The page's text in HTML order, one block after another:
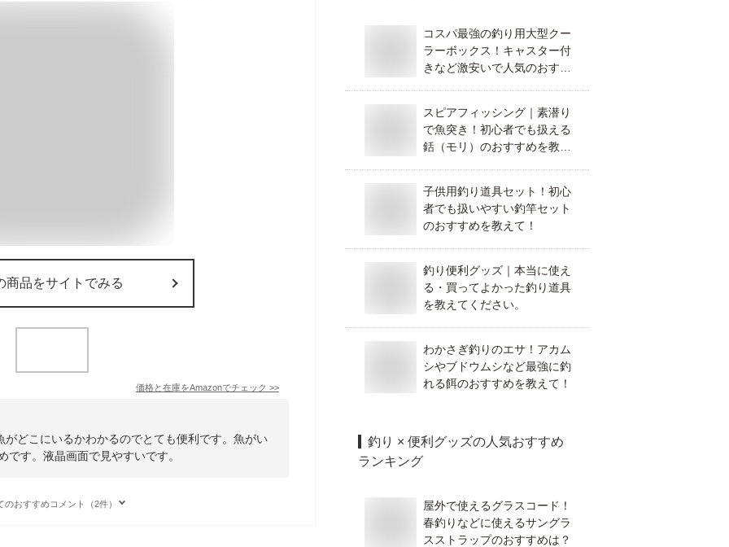
商品をサイトでみる
価格と在庫をAmazonでチェック >>
どこにいるかわかるのでとても便利です。魚がい
す。液晶画面で見やすいです。
のおすすめコメント（2件）
コスパ最強の釣り用大型クー
ラーボックス！キャスター付
きなど激安いで人気のおすす
スピアフィッシング｜素潜り
で魚突き！初心者でも扱える
銛（モリ）のおすすめを教え
子供用釣り道具セット！初心
者でも扱いやすい釣竿セット
のおすすめを教えて！
釣り便利グッズ｜本当に使え
る・買ってよかった釣り道具
を教えてください。
わかさぎ釣りのエサ！アカム
シやブドウムシなど最強に釣
れる餌のおすすめを教えて！
釣り × 便利グッズの人気おすすめ
ランキング
屋外で使えるグラスコード！
春釣りなどに使えるサングラ
スストラップのおすすめは？